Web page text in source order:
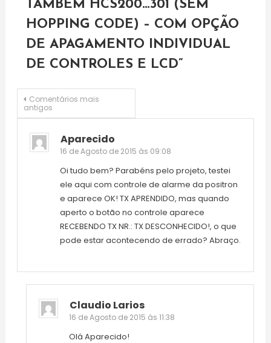
TAMBÉM HCS200…301 (SEM
HOPPING CODE) – COM OPÇÃO
DE APAGAMENTO INDIVIDUAL
DE CONTROLES E LCD”
Navegação
de
comentários
Comentários mais
antigos
Aparecido
16 de Agosto de 2015 às 09:08
Oi tudo bem? Parabéns pelo projeto, testei
ele aqui com controle de alarme da positron
e aparece OK! TX APRENDIDO, mas quando
aperto o botão no controle aparece
RECEBENDO TX NR.: TX DESCONHECIDO!, o que
pode estar acontecendo de errado? Abraço.
Claudio Larios
16 de Agosto de 2015 às 11:38
Olá Aparecido!